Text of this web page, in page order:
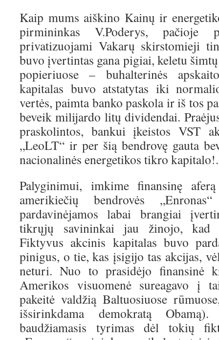
Kaip mums aiškino Kainų ir
pirmininkas V.Poderys, pačioje
privatizuojami Vakarų skirstomieji
buvo įvertintas gana pigiai, keletu
popieriuose – buhalterinės
kapitalas buvo atstatytas iki
vertės, paimta banko paskola ir iš tos
beveik milijardo litų dividendai.
praskolintos, bankui įkeistos VST
„LeoLT“ ir per šią bendrovę gauta
nacionalinės energetikos tikro
Palyginimui, imkime finansinę
amerikiečių bendrovės
pardavinėjamos labai brangiai
tikrųjų savininkai jau žinojo, kad
Fiktyvus akcinis kapitalas buvo
pinigus, o tie, kas įsigijo tas akcijas,
neturi. Nuo to prasidėjo finansinė
Amerikos visuomenė sureagavo į
pakeitė valdžią Baltuosiuose
išsirinkdama demokratą
baudžiamasis tyrimas dėl tokių